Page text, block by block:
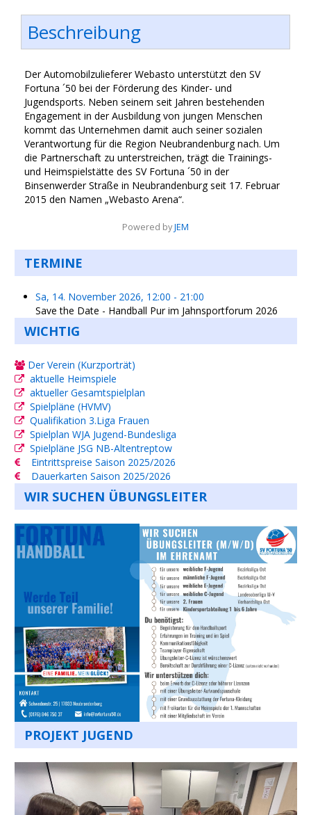
Beschreibung
Der Automobilzulieferer Webasto unterstützt den SV
Fortuna ´50 bei der Förderung des Kinder- und
Jugendsports. Neben seinem seit Jahren bestehenden
Engagement in der Ausbildung von jungen Menschen
kommt das Unternehmen damit auch seiner sozialen
Verantwortung für die Region Neubrandenburg nach. Um
die Partnerschaft zu unterstreichen, trägt die Trainings-
und Heimspielstätte des SV Fortuna ´50 in der
Binsenwerder Straße in Neubrandenburg seit 17. Februar
2015 den Namen „Webasto Arena“.
Powered byJEM
TERMINE
Sa, 14. November 2026, 12:00 - 21:00
Save the Date - Handball Pur im Jahnsportforum 2026
WICHTIG
Der Verein (Kurzporträt)
aktuelle Heimspiele
aktueller Gesamtspielplan
Spielpläne (HVMV)
Qualifikation 3.Liga Frauen
Spielplan WJA Jugend-Bundesliga
Spielpläne JSG NB-Altentreptow
Eintrittspreise Saison 2025/2026
Dauerkarten Saison 2025/2026
WIR SUCHEN ÜBUNGSLEITER
PROJEKT JUGEND